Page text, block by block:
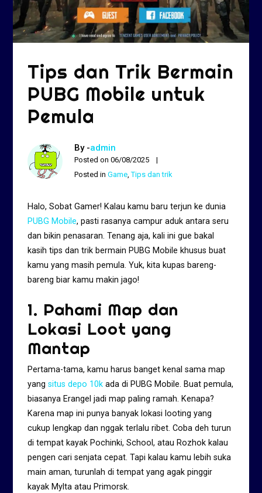
Tips dan Trik Bermain
PUBG Mobile untuk
Pemula
By -admin
Posted on06/08/2025
Posted inGame ,Tips dan trik
Halo, Sobat Gamer! Kalau kamu baru terjun ke dunia
PUBG Mobile, pasti rasanya campur aduk antara seru
dan bikin penasaran. Tenang aja, kali ini gue bakal
kasih tips dan trik bermain PUBG Mobile khusus buat
kamu yang masih pemula. Yuk, kita kupas bareng-
bareng biar kamu makin jago!
1. Pahami Map dan
Lokasi Loot yang
Mantap
Pertama-tama, kamu harus banget kenal sama map
yangsitus depo 10k ada di PUBG Mobile. Buat pemula,
biasanya Erangel jadi map paling ramah. Kenapa?
Karena map ini punya banyak lokasi looting yang
cukup lengkap dan nggak terlalu ribet. Coba deh turun
di tempat kayak Pochinki, School, atau Rozhok kalau
pengen cari senjata cepat. Tapi kalau kamu lebih suka
main aman, turunlah di tempat yang agak pinggir
kayak Mylta atau Primorsk.